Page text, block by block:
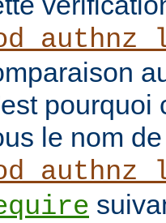
pourquoi
le nom